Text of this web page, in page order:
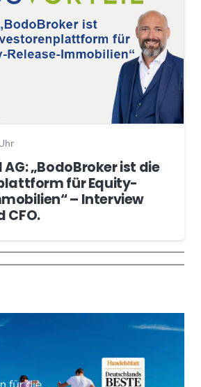
„BodoBroker ist die
für Equity-
– Interview
CFO.